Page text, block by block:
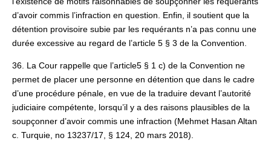
d’avoir commis l’infraction en question. Enfin, il soutient que la
détention provisoire subie par les requérants n’a pas connu une
durée excessive au regard de l’article 5 § 3 de la Convention.
36. La Cour rappelle que l’article5 § 1 c) de la Convention ne
permet de placer une personne en détention que dans le cadre
d’une procédure pénale, en vue de la traduire devant l’autorité
judiciaire compétente, lorsqu’il y a des raisons plausibles de la
soupçonner d’avoir commis une infraction (Mehmet Hasan Altan
c. Turquie, no 13237/17, § 124, 20 mars 2018).